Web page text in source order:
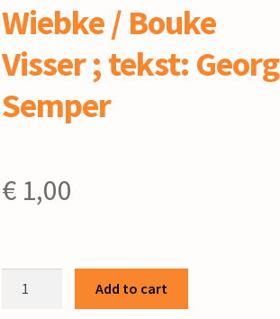
Wiebke / Bouke
Visser ; tekst: Georg
Semper
€1,00
Add to cart